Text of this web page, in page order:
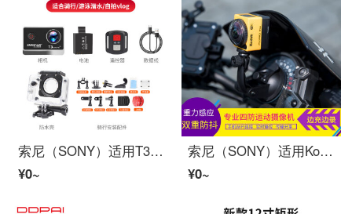
索尼（SONY）适用T3 ハイビジョン4K運動相机头盔骑行水下摄像360パノラマ摩托车ドライブレコーダー琦莎 4K骑行潜水版 セット二
¥0~
索尼（SONY）适用Kodak/柯达 SP360パノラマ運動相机防抖潜水摄像摩托骑行车头盔记录仪琦莎 黄色 セット一
¥0~